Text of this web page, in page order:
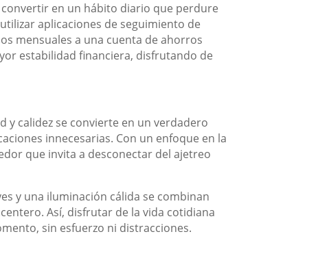
en un hábito diario que perdure
aplicaciones de seguimiento de
mensuales a una cuenta de ahorros
estabilidad financiera, disfrutando de
y calidez se convierte en un verdadero
innecesarias. Con un enfoque en la
que invita a desconectar del ajetreo
y una iluminación cálida se combinan
Así, disfrutar de la vida cotidiana
sin esfuerzo ni distracciones.